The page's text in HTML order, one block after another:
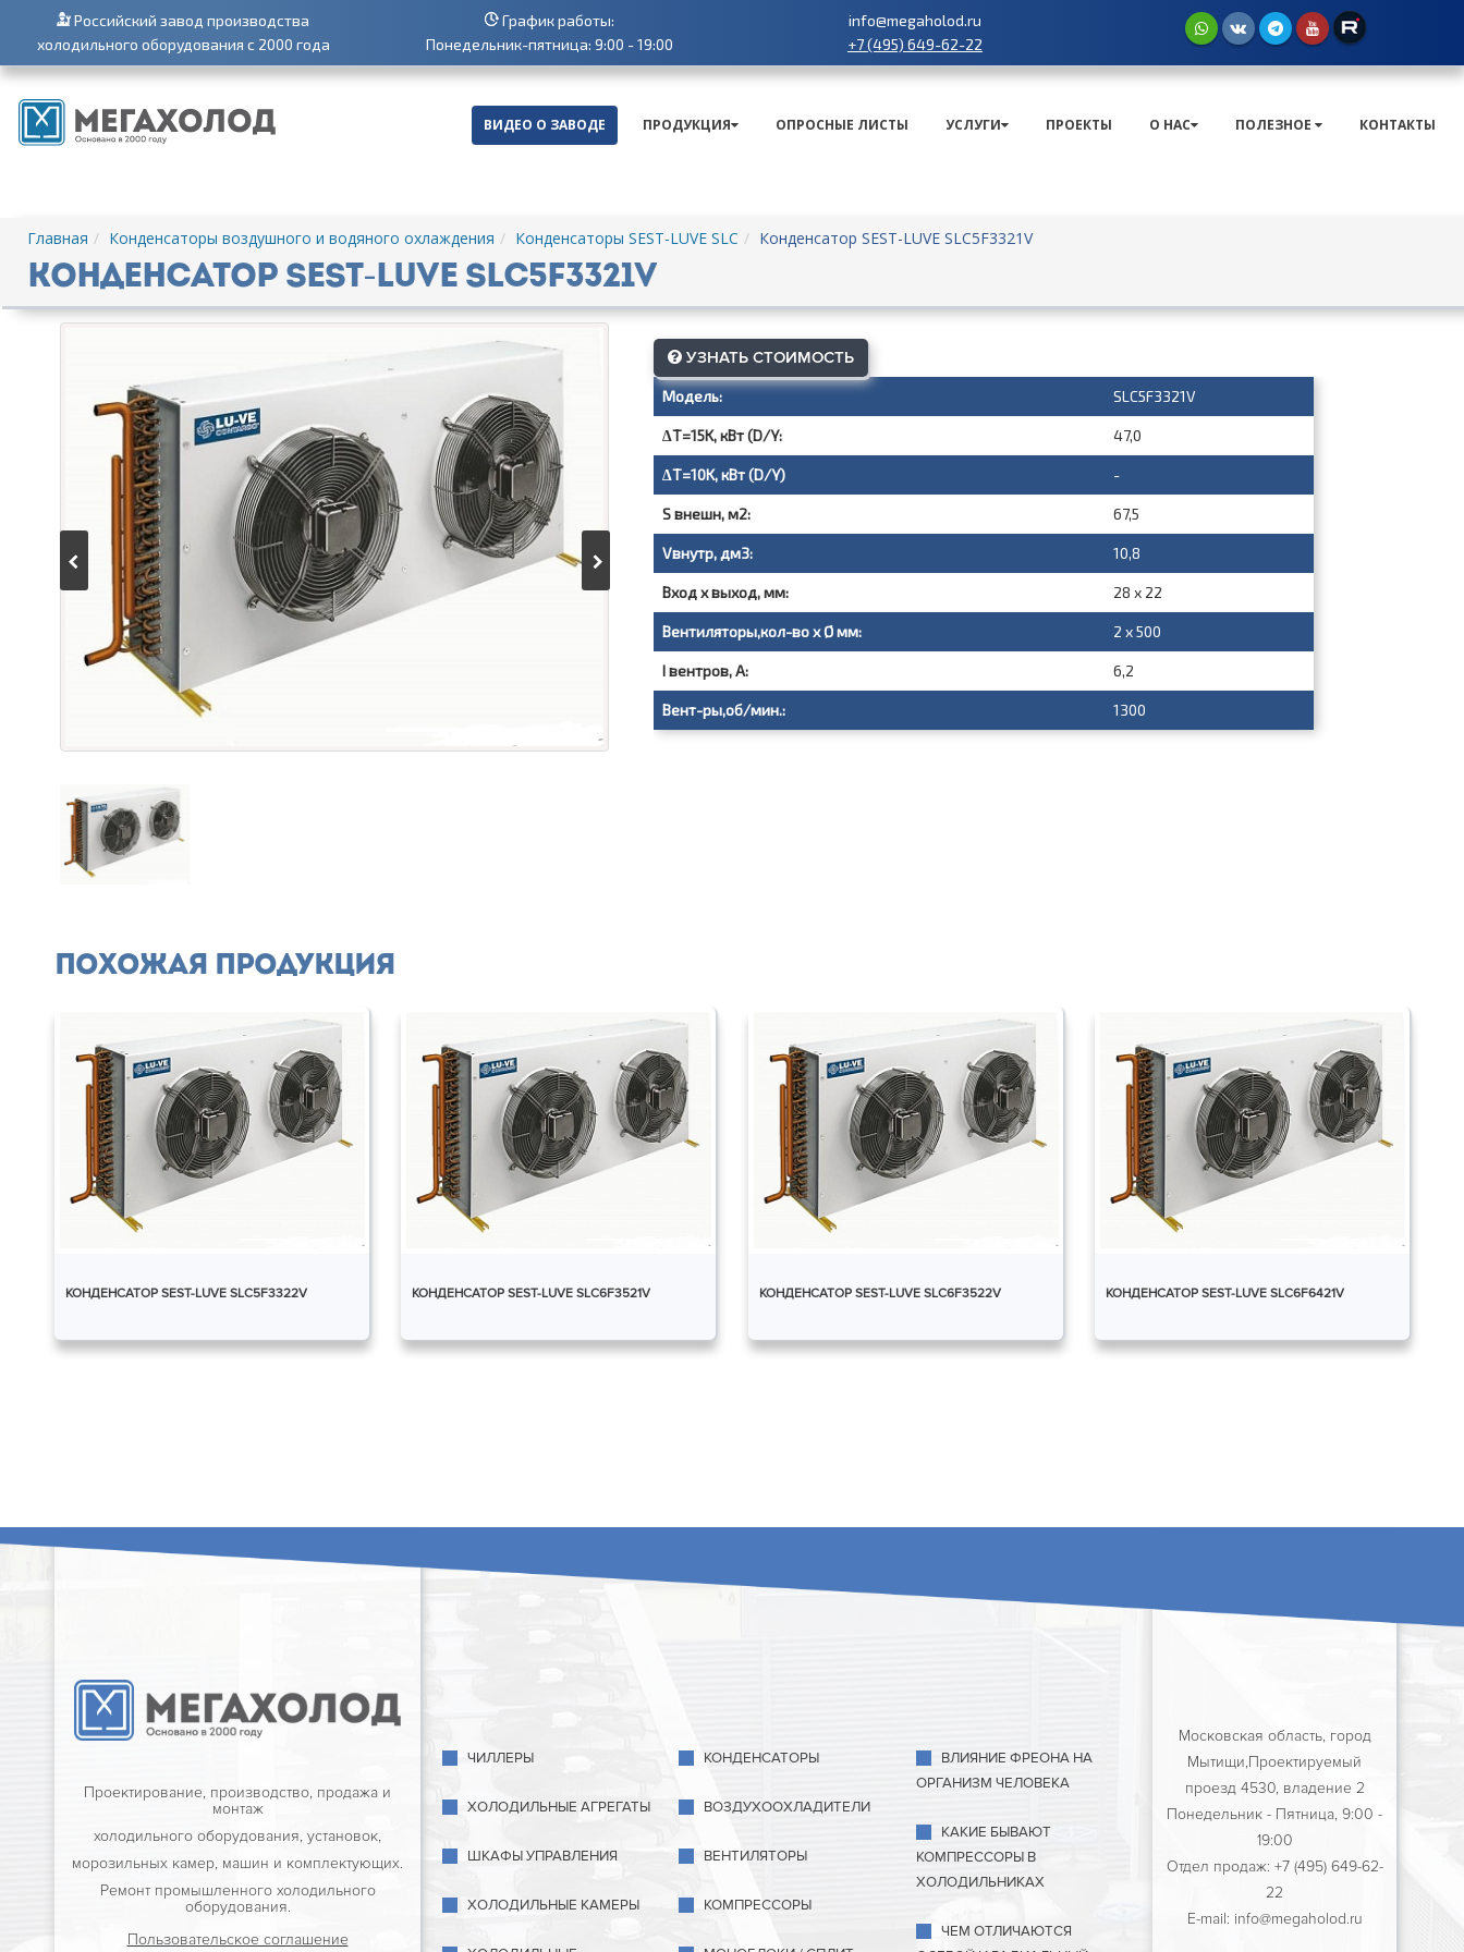
Российский завод производства
холодильного оборудования с 2000 года
График работы:
Понедельник-пятница: 9:00 - 19:00
info@megaholod.ru
+7 (495) 649-62-22
ВИДЕО О ЗАВОДЕ ПРОДУКЦИЯ ОПРОСНЫЕ ЛИСТЫ УСЛУГИ ПРОЕКТЫ О НАС ПОЛЕЗНОЕ КОНТАКТЫ
Главная Конденсаторы воздушного и водяного охлаждения Конденсаторы SEST-LUVE SLC Конденсатор SEST-LUVE SLC5F3321V
Конденсатор SEST-LUVE SLC5F3321V
УЗНАТЬ СТОИМОСТЬ
Модель: SLC5F3321V
∆T=15K, кВт (D/Y: 47,0
∆T=10K, кВт (D/Y) -
S внешн, м2: 67,5
Vвнутр, дм3: 10,8
Вход х выход, мм: 28 х 22
Вентиляторы,кол-во х Ø мм: 2 х 500
I вентров, А: 6,2
Вент-ры,об/мин.: 1300
Похожая продукция
КОНДЕНСАТОР SEST-LUVE SLC5F3322V КОНДЕНСАТОР SEST-LUVE SLC6F3521V КОНДЕНСАТОР SEST-LUVE SLC6F3522V КОНДЕНСАТОР SEST-LUVE SLC6F6421V
Проектирование, производство, продажа и
монтаж
холодильного оборудования, установок,
морозильных камер, машин и комплектующих.
Ремонт промышленного холодильного
оборудования.
Пользовательское соглашение
ЧИЛЛЕРЫ
ХОЛОДИЛЬНЫЕ АГРЕГАТЫ
ШКАФЫ УПРАВЛЕНИЯ
ХОЛОДИЛЬНЫЕ КАМЕРЫ
КОНДЕНСАТОРЫ
ВОЗДУХООХЛАДИТЕЛИ
ВЕНТИЛЯТОРЫ
КОМПРЕССОРЫ
ВЛИЯНИЕ ФРЕОНА НА
ОРГАНИЗМ ЧЕЛОВЕКА
КАКИЕ БЫВАЮТ
КОМПРЕССОРЫ В
ХОЛОДИЛЬНИКАХ
ЧЕМ ОТЛИЧАЮТСЯ
Московская область, город
Мытищи,Проектируемый
проезд 4530, владение 2
Понедельник - Пятница, 9:00 -
19:00
Отдел продаж: +7 (495) 649-62-
22
E-mail: info@megaholod.ru